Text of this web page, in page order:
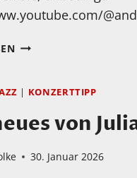
KENNEN
ALDANA?
| KONZERTTIPP
von
30. Januar 2026